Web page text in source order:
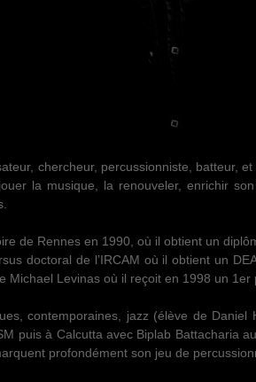
chercheur, percussionniste, batteur,
la musique, la renouveler, enrichir
de Rennes en 1990, où il obtient un
doctoral de l’IRCAM où il obtient un
Michael Levinas où il reçoit en 1998 un 1er
contemporaines, jazz (élève de
puis à Calcutta avec Biplab Battacharia
profondément son jeu de